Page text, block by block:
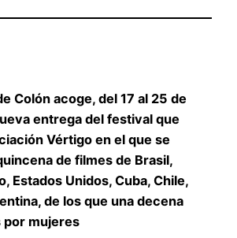
Colón acoge, del 17 al 25 de
entrega del festival que
Vértigo en el que se
de filmes de Brasil,
Estados Unidos, Cuba, Chile,
de los que una decena
por mujeres